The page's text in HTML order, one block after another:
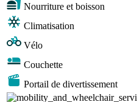
Nourriture et boisson
Climatisation
Vélo
Couchette
Portail de divertissement